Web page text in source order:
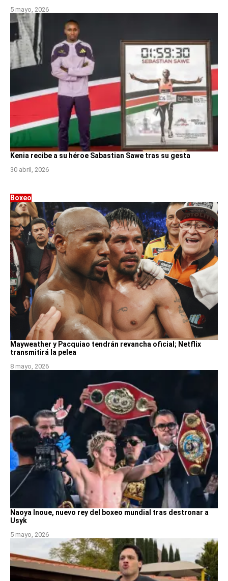
5 mayo, 2026
Kenia recibe a su héroe Sabastian Sawe tras su gesta
30 abril, 2026
Boxeo
Mayweather y Pacquiao tendrán revancha oficial; Netflix
transmitirá la pelea
8 mayo, 2026
Naoya Inoue, nuevo rey del boxeo mundial tras destronar a
Usyk
5 mayo, 2026